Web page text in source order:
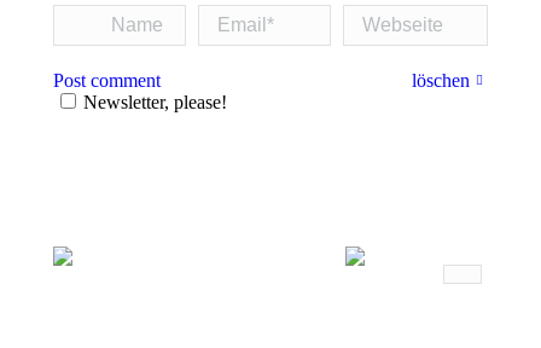
Name * Email * Webseite
löschen
Post comment
Newsletter, please!